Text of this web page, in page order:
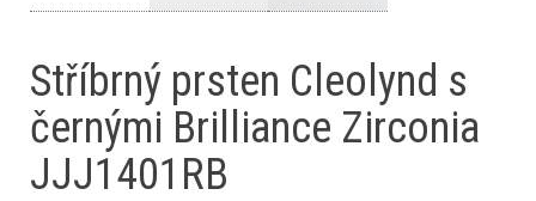
Stříbrný prsten Cleolynd s
černými Brilliance Zirconia
JJJ1401RB